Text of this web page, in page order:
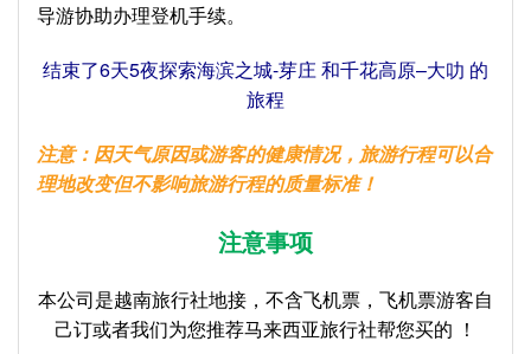
导游协助办理登机手续。
结束了6天5夜探索海滨之城-芽庄 和千花高原–大叻 的
旅程
注意：因天气原因或游客的健康情况，旅游行程可以合
理地改变但不影响旅游行程的质量标准！
注意事项
本公司是越南旅行社地接，不含飞机票，飞机票游客自
己订或者我们为您推荐马来西亚旅行社帮您买的 ！